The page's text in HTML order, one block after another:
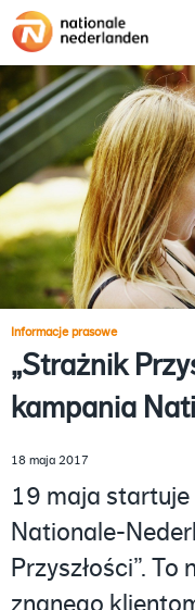
Informacje prasowe
„Strażnik
kampania
18 maja 2017
19 maja
Nationale-
Przyszłości”.
znanego